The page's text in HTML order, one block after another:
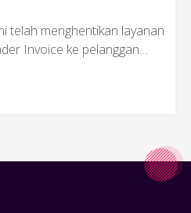
telah menghentikan layanan
Invoice ke pelanggan…